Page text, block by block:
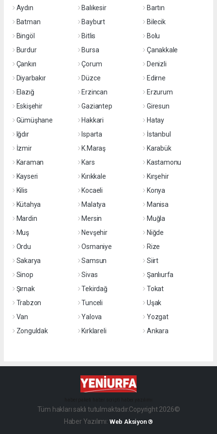
Aydın
Balıkesir
Bartın
Batman
Bayburt
Bilecik
Bingöl
Bitlis
Bolu
Burdur
Bursa
Çanakkale
Çankırı
Çorum
Denizli
Diyarbakır
Düzce
Edirne
Elazığ
Erzincan
Erzurum
Eskişehir
Gaziantep
Giresun
Gümüşhane
Hakkari
Hatay
Iğdır
Isparta
İstanbul
İzmir
K.Maraş
Karabük
Karaman
Kars
Kastamonu
Kayseri
Kırıkkale
Kırşehir
Kilis
Kocaeli
Konya
Kütahya
Malatya
Manisa
Mardin
Mersin
Muğla
Muş
Nevşehir
Niğde
Ordu
Osmaniye
Rize
Sakarya
Samsun
Siirt
Sinop
Sivas
Şanlıurfa
Şırnak
Tekirdağ
Tokat
Trabzon
Tunceli
Uşak
Van
Yalova
Yozgat
Zonguldak
Kırklareli Ankara
Tüm hakları saklı tutulmaktadır.Copyright 2026©
Haber Yazılımı: Web Aksiyon ®